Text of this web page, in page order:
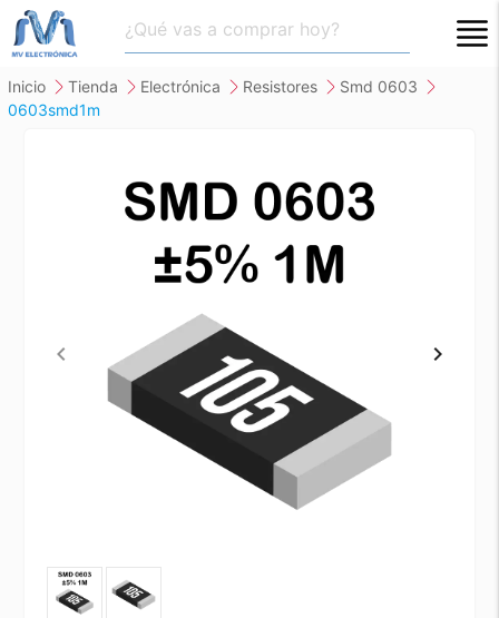
inicio tienda electrónica resistores
smd 0603
0603smd1m